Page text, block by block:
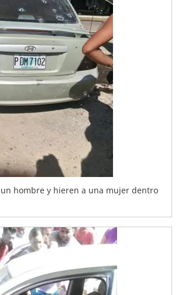
un hombre y hieren a una mujer dentro